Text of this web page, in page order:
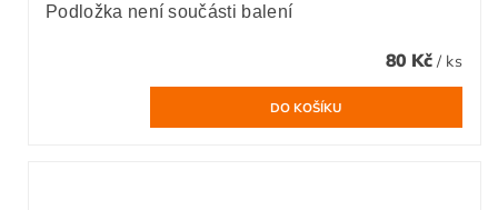
Podložka není součásti balení
80 Kč / ks